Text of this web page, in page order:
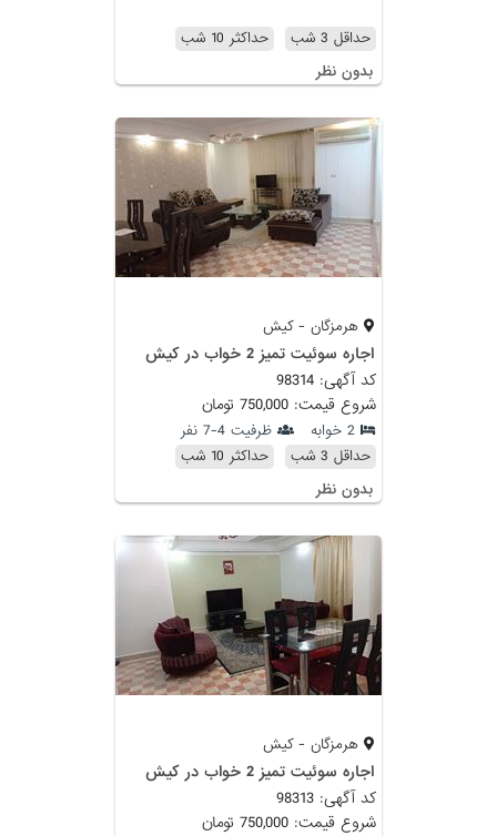
حداقل 3 شب
حداکثر 10 شب
بدون نظر
هرمزگان - کیش
اجاره سوئیت تمیز 2 خواب در کیش
کد آگهی: 98314
شروع قیمت: 750,000 تومان
2 خوابه
ظرفیت 4-7 نفر
حداقل 3 شب
حداکثر 10 شب
بدون نظر
هرمزگان - کیش
اجاره سوئیت تمیز 2 خواب در کیش
کد آگهی: 98313
شروع قیمت: 750,000 تومان